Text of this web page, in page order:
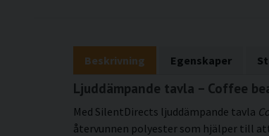
Beskrivning Egenskaper
Ljuddämpande tavla – Coffee
Med SilentDirects ljuddämpande tavla
återvunnen polyester som hjälper till